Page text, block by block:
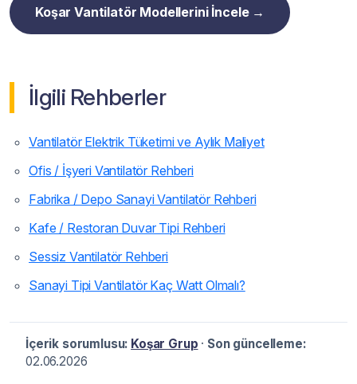
Koşar Vantilatör Modellerini İncele →
İlgili Rehberler
Vantilatör Elektrik Tüketimi ve Aylık Maliyet
Ofis / İşyeri Vantilatör Rehberi
Fabrika / Depo Sanayi Vantilatör Rehberi
Kafe / Restoran Duvar Tipi Rehberi
Sessiz Vantilatör Rehberi
Sanayi Tipi Vantilatör Kaç Watt Olmalı?
İçerik sorumlusu: Koşar Grup · Son güncelleme:
02.06.2026